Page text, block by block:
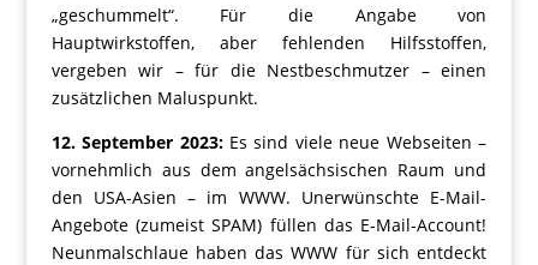
„geschummelt“. Für die Angabe von
Hauptwirkstoffen, aber fehlenden Hilfsstoffen,
vergeben wir – für die Nestbeschmutzer – einen
zusätzlichen Maluspunkt.
12. September 2023:Es sind viele neue Webseiten –
vornehmlich aus dem angelsächsischen Raum und
den USA-Asien – im WWW. Unerwünschte E-Mail-
Angebote (zumeist SPAM) füllen das E-Mail-Account!
Neunmalschlaue haben das WWW für sich entdeckt